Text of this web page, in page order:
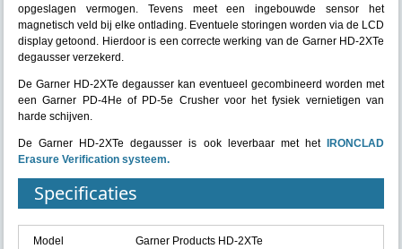
opgeslagen vermogen. Tevens meet een ingebouwde sensor het
magnetisch veld bij elke ontlading. Eventuele storingen worden via de LCD
display getoond. Hierdoor is een correcte werking van de Garner HD-2XTe
degausser verzekerd.
De Garner HD-2XTe degausser kan eventueel gecombineerd worden met
een Garner PD-4He of PD-5e Crusher voor het fysiek vernietigen van
harde schijven.
De Garner HD-2XTe degausser is ook leverbaar met het
IRONCLAD
Erasure Verification systeem.
Specificaties
Model Garner Products HD-2XTe